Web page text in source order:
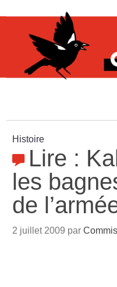
Histoire
Lire :
les
de
2 juillet 2009 par